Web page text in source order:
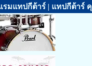
มแทปกีต้าร์ | แทปกีต้าร์